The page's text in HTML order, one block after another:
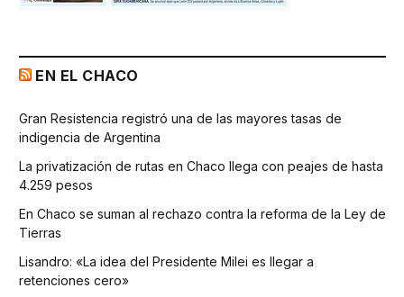
EN EL CHACO
Gran Resistencia registró una de las mayores tasas de
indigencia de Argentina
La privatización de rutas en Chaco llega con peajes de hasta
4.259 pesos
En Chaco se suman al rechazo contra la reforma de la Ley de
Tierras
Lisandro: «La idea del Presidente Milei es llegar a
retenciones cero»